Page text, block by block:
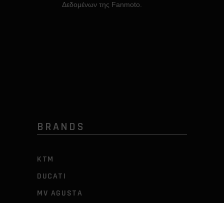
Δεδομένων της Fanmoto.
BRANDS
KTM
DUCATI
MV AGUSTA